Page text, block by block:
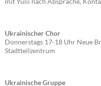
Ukrainischer Chor
Donnerstags 17-18 Uhr Neue
Stadtteilzentrum
Ukrainische Gruppe